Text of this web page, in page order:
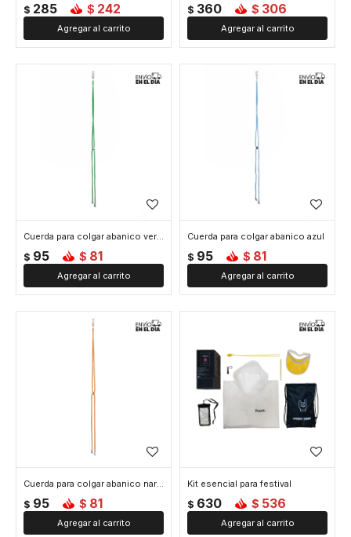
$ 285 $ 242 $ 360 $ 306
Cuerda para colgar abanico verde
$ 95 $ 81
Cuerda para colgar abanico azul
$ 95 $ 81
Cuerda para colgar abanico naranja
$ 95 $ 81
Kit esencial para festival
$ 630 $ 536